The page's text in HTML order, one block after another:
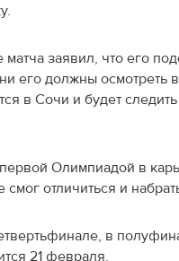
заявил, что его
его должны осмотреть
в Сочи и будет
Олимпиадой в
отличиться и
в
21 февраля.